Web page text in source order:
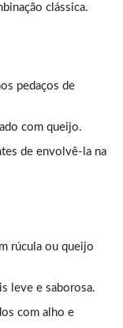
clássica.
pedaços de
com queijo.
de envolvê-la na
rúcula ou queijo
leve e saborosa.
com alho e